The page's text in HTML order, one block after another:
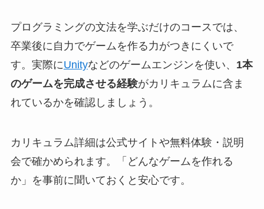
プログラミングの文法を学ぶだけのコースでは、
卒業後に自力でゲームを作る力がつきにくいで
す。実際にUnityなどのゲームエンジンを使い、 1本
のゲームを完成させる経験がカリキュラムに含ま
れているかを確認しましょう。
カリキュラム詳細は公式サイトや無料体験・説明
会で確かめられます。「どんなゲームを作れる
か」を事前に聞いておくと安心です。